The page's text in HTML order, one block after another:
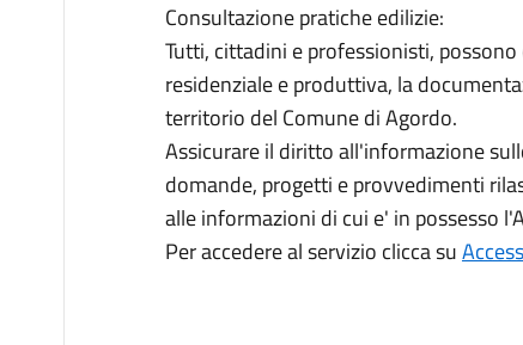
Consultazione pratiche edilizie:
Tutti, cittadini e professionisti,
residenziale e produttiva, la
territorio del Comune di Agordo.
Assicurare il diritto all'informazione
domande, progetti e provvedimenti
alle informazioni di cui e' in possesso
Per accedere al servizio clicca su